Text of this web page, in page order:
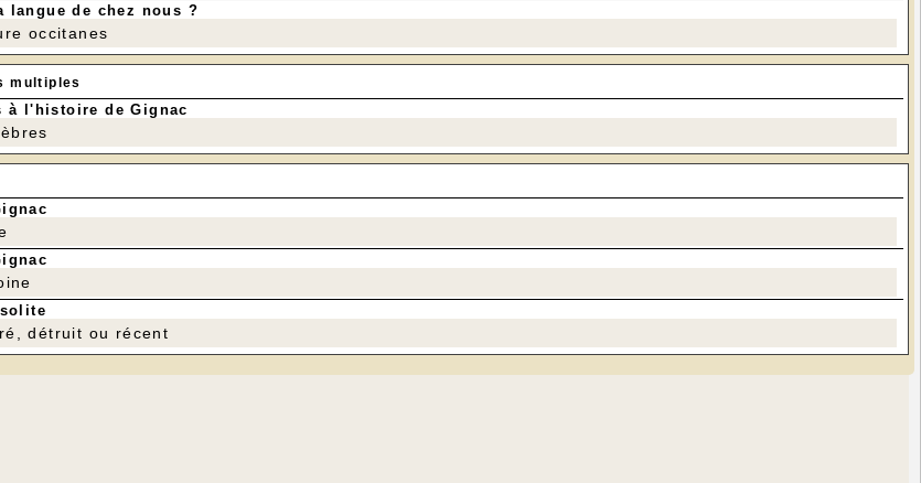
langue de chez nous ?
occitanes
multiples
à l'histoire de Gignac
détruit ou récent